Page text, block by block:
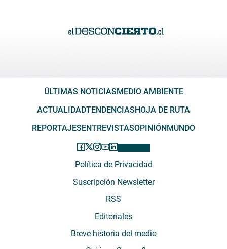
ÚLTIMAS NOTICIAS MEDIO AMBIENTE
ACTUALIDADTENDENCIAS HOJA DE RUTA
REPORTAJES ENTREVISTASOPINIÓN MUNDO
Política de Privacidad
Suscripción Newsletter
RSS
Editoriales
Breve historia del medio